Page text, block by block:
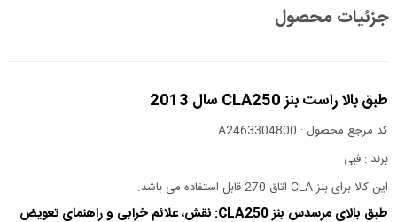
جزئیات محصول
طبق بالا راست بنز CLA250 سال 2013
کد مرجع محصول : A2463304800
برند : فبی
این کالا برای بنز CLA اتاق 270 قابل استفاده می باشد.
طبق بالای مرسدس بنز CLA250: نقش، علائم خرابی و راهنمای تعویض